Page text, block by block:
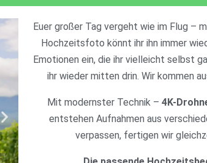
Euer großer Tag vergeht wie im Flug –
Hochzeitsfoto könnt ihr ihn immer
Emotionen ein, die ihr vielleicht selbst
ihr wieder mitten drin. Wir kommen
Mit modernster Technik – 4K-
entstehen Aufnahmen aus
verpassen, fertigen wir